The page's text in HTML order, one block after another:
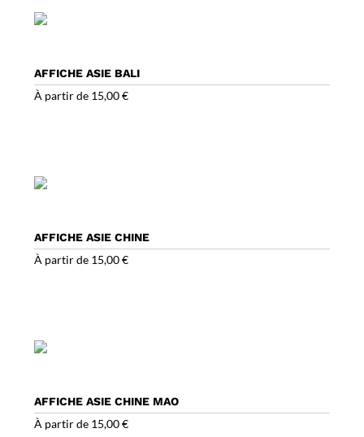
AFFICHE ASIE BALI
À partir de 15,00€
AFFICHE ASIE CHINE
À partir de 15,00€
AFFICHE ASIE CHINE MAO
À partir de 15,00€